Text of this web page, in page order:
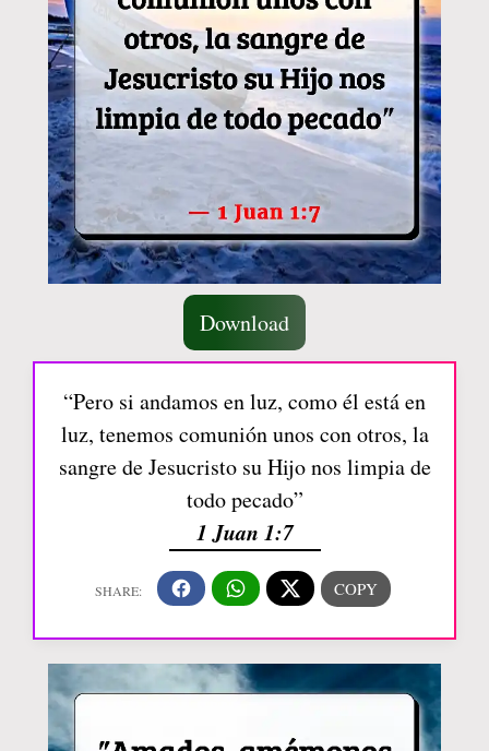
Download
“Pero si andamos en luz, como él está en
luz, tenemos comunión unos con otros, la
sangre de Jesucristo su Hijo nos limpia de
todo pecado”
1 Juan 1:7